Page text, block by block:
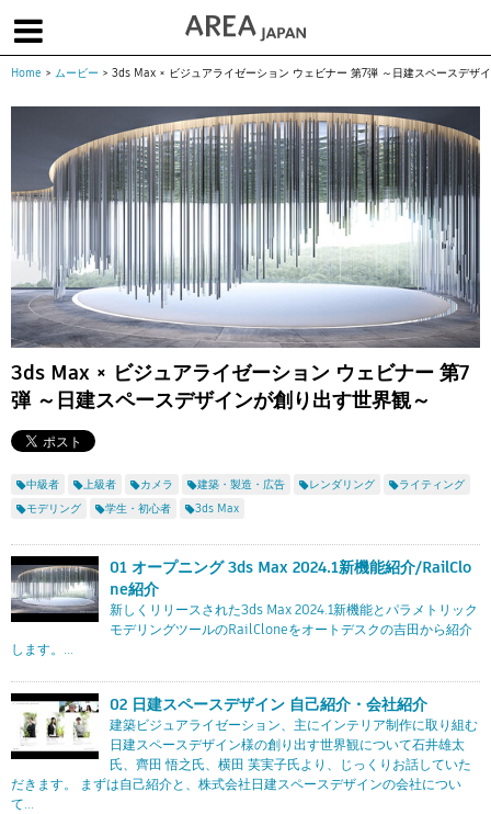
About us | フォーラム | お問合せ | メールマガジン
コラム
Columns
チュートリアル
Tutorials
ユーザー事例
User Stories
ムービー
Movies
イベント
Events
プロダクト
Products
求人
Jobs
注目のキーワード
インディー版
3DCGとは
ゲーム開発
建築・製造
アニメ
Flow Studio
Home > ムービー > 3ds Max × ビジュアライゼーション ウェビナー 第7弾 ～日建スペースデザ
3ds Max × ビジュアライゼーション ウェビナー 第7
弾 ～日建スペースデザインが創り出す世界観～
中級者 上級者 カメラ 建築・製造・広告 レンダリング
ライティング
モデリング
学生・初心者 3ds Max
01 オープニング 3ds Max 2024.1新機能紹介/RailClo
ne紹介
新しくリリースされた3ds Max 2024.1新機能とパラメトリック
モデリングツールのRailCloneをオートデスクの吉田から紹介
します。...
02 日建スペースデザイン 自己紹介・会社紹介
建築ビジュアライゼーション、主にインテリア制作に取り組む
日建スペースデザイン様の創り出す世界観について石井雄太
氏、齊田 悟之氏、横田 芙実子氏より、じっくりお話していた
だきます。 まずは自己紹介と、株式会社日建スペースデザインの会社につい
て...